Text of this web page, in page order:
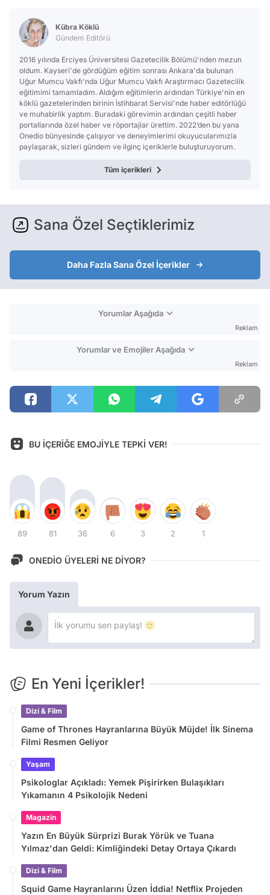
Kübra Köklü
Gündem Editörü
2016 yılında Erciyes Üniversitesi Gazetecilik Bölümü'nden mezun
oldum. Kayseri'de gördüğüm eğitim sonrası Ankara'da bulunan
Uğur Mumcu Vakfı'nda Uğur Mumcu Vakfı Araştırmacı Gazetecilik
eğitimimi tamamladım. Aldığım eğitimlerin ardından Türkiye'nin en
köklü gazetelerinden birinin İstihbarat Servisi'nde haber editörlüğü
ve muhabirlik yaptım. Buradaki görevimin ardından çeşitli haber
portallarında özel haber ve röportajlar ürettim. 2022’den bu yana
Onedio bünyesinde çalışıyor ve deneyimlerimi okuyucularımızla
paylaşarak, sizleri gündem ve ilginç içeriklerle buluşturuyorum.
Tüm içerikleri
Sana Özel Seçtiklerimiz
Daha Fazla Sana Özel İçerikler
Yorumlar Aşağıda
Reklam
Yorumlar ve Emojiler Aşağıda
Reklam
BU İÇERİĞE EMOJİYLE TEPKİ VER!
89 81 36 6 3 2 1
ONEDİO ÜYELERİ NE DİYOR?
Yorum Yazın
En Yeni İçerikler!
Dizi & Film
Game of Thrones Hayranlarına Büyük Müjde! İlk Sinema
Filmi Resmen Geliyor
Yaşam
Psikologlar Açıkladı: Yemek Pişirirken Bulaşıkları
Yıkamanın 4 Psikolojik Nedeni
Magazin
Yazın En Büyük Sürprizi Burak Yörük ve Tuana
Yılmaz'dan Geldi: Kimliğindeki Detay Ortaya Çıkardı
Dizi & Film
Squid Game Hayranlarını Üzen İddia! Netflix Projeden